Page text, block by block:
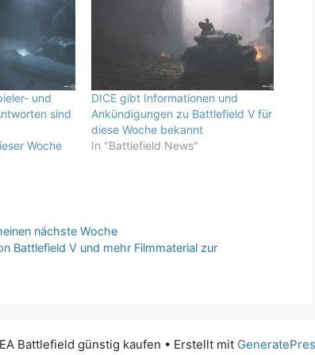
und
sind
Woche
DICE gibt Informationen und
Ankündigungen zu Battlefield V für
diese Woche bekannt
In "Battlefield News"
nächste Woche
Battlefield V und mehr Filmmaterial zur
Battlefield günstig kaufen • Erstellt mit